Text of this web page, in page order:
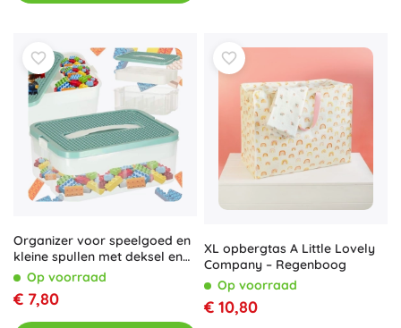
Organizer voor speelgoed en
kleine spullen met deksel en
vakken
Op voorraad
€ 7,80
XL opbergtas A Little Lovely
Company – Regenboog
Op voorraad
€ 10,80